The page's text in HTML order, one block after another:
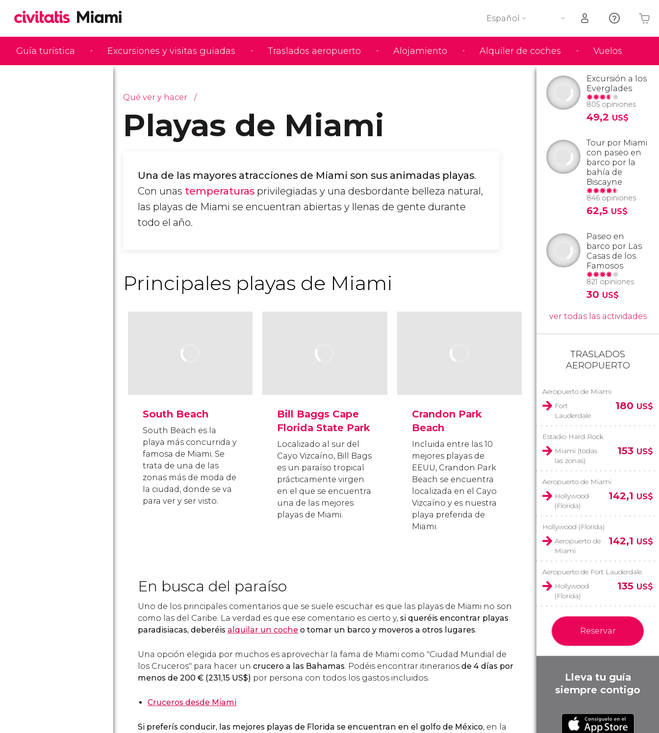
Guía turística Excursiones y visitas guiadas Traslados aeropuerto Alojamiento Alquiler de coches Vuelos
Español
Tu carrito está vacío
Qué ver y hacer
Playas de Miami
Una de las mayores atracciones de Miami son sus animadas playas.
Con unas temperaturas privilegiadas y una desbordante belleza natural,
las playas de Miami se encuentran abiertas y llenas de gente durante
todo el año.
Principales playas de Miami
South Beach
South Beach es la
playa más concurrida y
famosa de Miami. Se
trata de una de las
zonas más de moda de
la ciudad, donde se va
para ver y ser visto.
Bill Baggs Cape
Florida State Park
Localizado al sur del
Cayo Vizcaíno, Bill Bags
es un paraíso tropical
prácticamente virgen
en el que se encuentra
una de las mejores
playas de Miami.
Crandon Park
Beach
Incluida entre las 10
mejores playas de
EEUU, Crandon Park
Beach se encuentra
localizada en el Cayo
Vizcaíno y es nuestra
playa preferida de
Miami.
En busca del paraíso
Uno de los principales comentarios que se suele escuchar es que las playas de Miami no son
como las del Caribe. La verdad es que ese comentario es cierto y, si queréis encontrar playas
paradisiacas, deberéis alquilar un coche o tomar un barco y moveros a otros lugares.
Una opción elegida por muchos es aprovechar la fama de Miami como "Ciudad Mundial de
los Cruceros" para hacer un crucero a las Bahamas. Podéis encontrar itinerarios de 4 días por
menos de 200 € (231,15 US$) por persona con todos los gastos incluidos.
Cruceros desde Miami
Si preferís conducir, las mejores playas de Florida se encuentran en el golfo de México, en la
Excursión a los
Everglades
805 opiniones
49,2 US$
Tour por Miami
con paseo en
barco por la
bahía de
Biscayne
846 opiniones
62,5 US$
Paseo en
barco por Las
Casas de los
Famosos
821 opiniones
30 US$
ver todas las actividades
TRASLADOS
AEROPUERTO
Aeropuerto de Miami
Fort
Lauderdale
180 US$
Estadio Hard Rock
Miami (todas
las zonas)
153 US$
Aeropuerto de Miami
Hollywood
(Florida)
142,1 US$
Hollywood (Florida)
Aeropuerto de
Miami
142,1 US$
Aeropuerto de Fort Lauderdale
Hollywood
(Florida)
135 US$
Reservar
Lleva tu guía
siempre contigo